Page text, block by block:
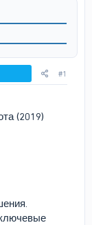
#1
(2019)